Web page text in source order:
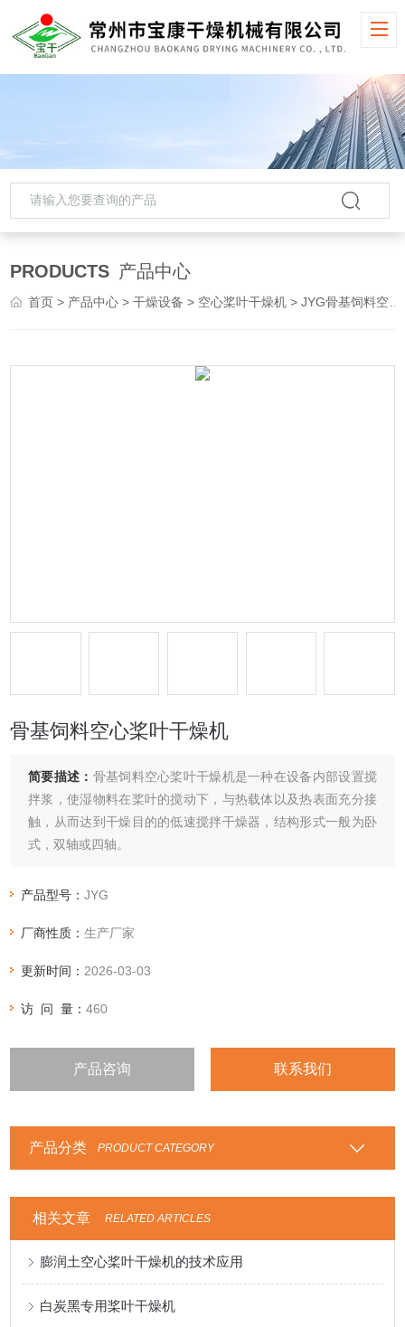
PRODUCTS 产品中心
首页 > 产品中心 >干燥设备 > 空心桨叶干燥机 > JYG骨基饲料空心桨叶干燥机
骨基饲料空心桨叶干燥机
简要描述： 骨基饲料空心桨叶干燥机是一种在设备内部设置搅
拌浆，使湿物料在桨叶的搅动下，与热载体以及热表面充分接
触，从而达到干燥目的的低速搅拌干燥器，结构形式一般为卧
式，双轴或四轴。
产品型号：JYG
厂商性质：生产厂家
更新时间： 2026-03-03
访 问 量：460
产品咨询 联系我们
产品分类 PRODUCT CATEGORY
相关文章 RELATED ARTICLES
膨润土空心桨叶干燥机的技术应用
白炭黑专用桨叶干燥机